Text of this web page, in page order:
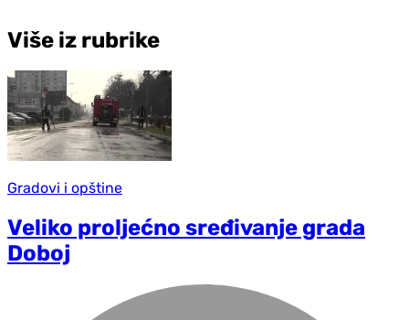
Više iz rubrike
Gradovi i opštine
Veliko proljećno sređivanje grada
Doboj